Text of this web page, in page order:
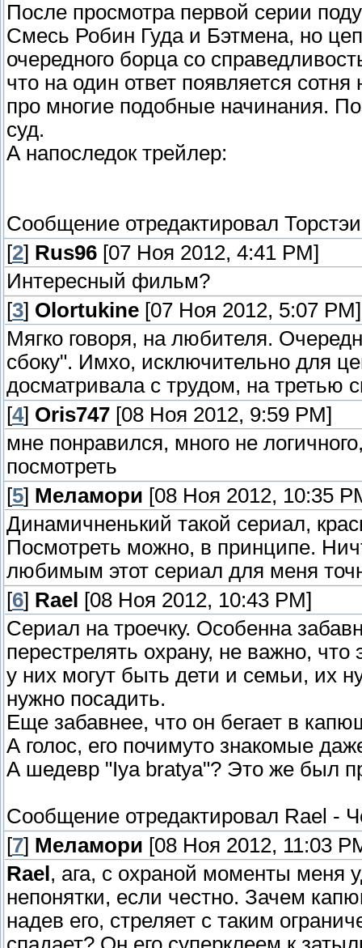
После просмотра первой серии
Смесь Робин Гуда и Бэтмена, но
очередного борца со
что на один ответ появляется
про многие подобные начинания.
суд.
А напоследок трейлер:
Сообщение отредактировал
[2] Rus96 [07 Ноя 2012, 4:41 PM]
Интересный фильм?
[3] Olortukine [07 Ноя 2012, 5:07 PM]
Мягко говоря, на любителя.
сбоку". Имхо, исключительно для
досматривала с трудом, на третью
[4] Oris747 [08 Ноя 2012, 9:59 PM]
мне понравился, много не
посмотреть
[5] Меламори [08 Ноя 2012, 10:35
Динамичненький такой сериал,
Посмотреть можно, в принципе.
любимым этот сериал для меня
[6] Rael
[08 Ноя 2012, 10:43 PM]
Сериал на троечку. Особенна
перестрелять охрану, не важно, что
у них могут быть дети и семьи, их
нужно посадить.
Еще забавнее, что он бегает в
А голос, его почимуто знакомые
А шедевр "Iya bratya"? Это же был
Сообщение отредактировал Rael -
[7] Меламори [08 Ноя 2012, 11:03
Rael , ага, с охраной моменты
непонятки, если честно. Зачем
надев его, стреляет с таким